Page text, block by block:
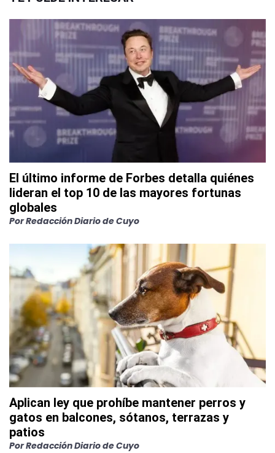
El último informe de Forbes detalla quiénes
lideran el top 10 de las mayores fortunas
globales
PorRedacción Diario de Cuyo
Aplican ley que prohíbe mantener perros y
gatos en balcones, sótanos, terrazas y
patios
PorRedacción Diario de Cuyo